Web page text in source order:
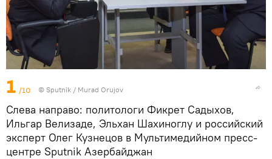
1 /10 © Sputnik / Murad Orujov
Слева направо: политологи Фикрет Садыхов,
Ильгар Велизаде, Эльхан Шахиноглу и российский
эксперт Олег Кузнецов в Мультимедийном пресс-
центре Sputnik Азербайджан